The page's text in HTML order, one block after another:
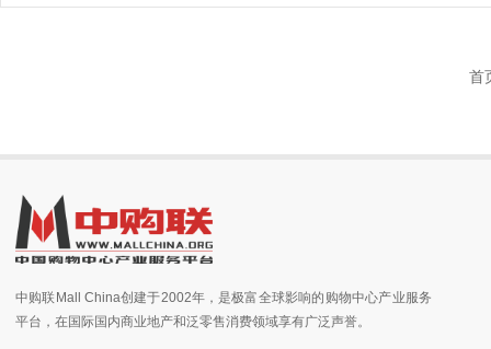
首
中购联Mall China创建于2002年，是极富全球影响的购物中心产业服务
平台，在国际国内商业地产和泛零售消费领域享有广泛声誉。